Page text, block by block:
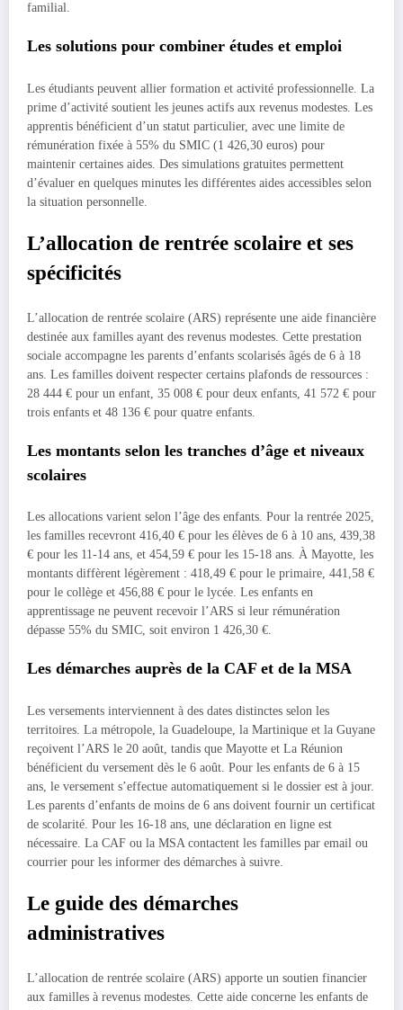
familial.
Les solutions pour combiner études et emploi
Les étudiants peuvent allier formation et activité professionnelle. La
prime d’activité soutient les jeunes actifs aux revenus modestes. Les
apprentis bénéficient d’un statut particulier, avec une limite de
rémunération fixée à 55% du SMIC (1 426,30 euros) pour
maintenir certaines aides. Des simulations gratuites permettent
d’évaluer en quelques minutes les différentes aides accessibles selon
la situation personnelle.
L’allocation de rentrée scolaire et ses
spécificités
L’allocation de rentrée scolaire (ARS) représente une aide financière
destinée aux familles ayant des revenus modestes. Cette prestation
sociale accompagne les parents d’enfants scolarisés âgés de 6 à 18
ans. Les familles doivent respecter certains plafonds de ressources :
28 444 € pour un enfant, 35 008 € pour deux enfants, 41 572 € pour
trois enfants et 48 136 € pour quatre enfants.
Les montants selon les tranches d’âge et niveaux
scolaires
Les allocations varient selon l’âge des enfants. Pour la rentrée 2025,
les familles recevront 416,40 € pour les élèves de 6 à 10 ans, 439,38
€ pour les 11-14 ans, et 454,59 € pour les 15-18 ans. À Mayotte, les
montants diffèrent légèrement : 418,49 € pour le primaire, 441,58 €
pour le collège et 456,88 € pour le lycée. Les enfants en
apprentissage ne peuvent recevoir l’ARS si leur rémunération
dépasse 55% du SMIC, soit environ 1 426,30 €.
Les démarches auprès de la CAF et de la MSA
Les versements interviennent à des dates distinctes selon les
territoires. La métropole, la Guadeloupe, la Martinique et la Guyane
reçoivent l’ARS le 20 août, tandis que Mayotte et La Réunion
bénéficient du versement dès le 6 août. Pour les enfants de 6 à 15
ans, le versement s’effectue automatiquement si le dossier est à jour.
Les parents d’enfants de moins de 6 ans doivent fournir un certificat
de scolarité. Pour les 16-18 ans, une déclaration en ligne est
nécessaire. La CAF ou la MSA contactent les familles par email ou
courrier pour les informer des démarches à suivre.
Le guide des démarches
administratives
L’allocation de rentrée scolaire (ARS) apporte un soutien financier
aux familles à revenus modestes. Cette aide concerne les enfants de